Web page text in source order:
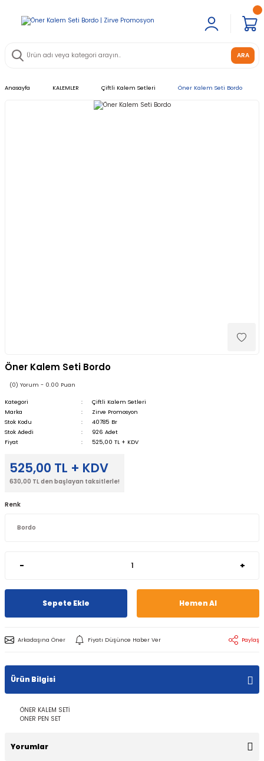
ARA
Anasayfa KALEMLER Çiftli Kalem Setleri Öner Kalem Seti Bordo
Öner Kalem Seti Bordo
(0) Yorum - 0.00 Puan
Kategori
Çiftli Kalem Setleri
Marka
Zirve Promosyon
Stok Kodu
40785 Br
Stok Adedi
926 Adet
Fiyat
525,00 TL + KDV
525,00 TL + KDV
630,00 TL den başlayan taksitlerle!
Renk
- +
Sepete Ekle Hemen Al
Arkadaşına Öner Fiyatı Düşünce Haber Ver Paylaş
Ürün Bilgisi
ÖNER KALEM SETİ
ONER PEN SET
Yorumlar